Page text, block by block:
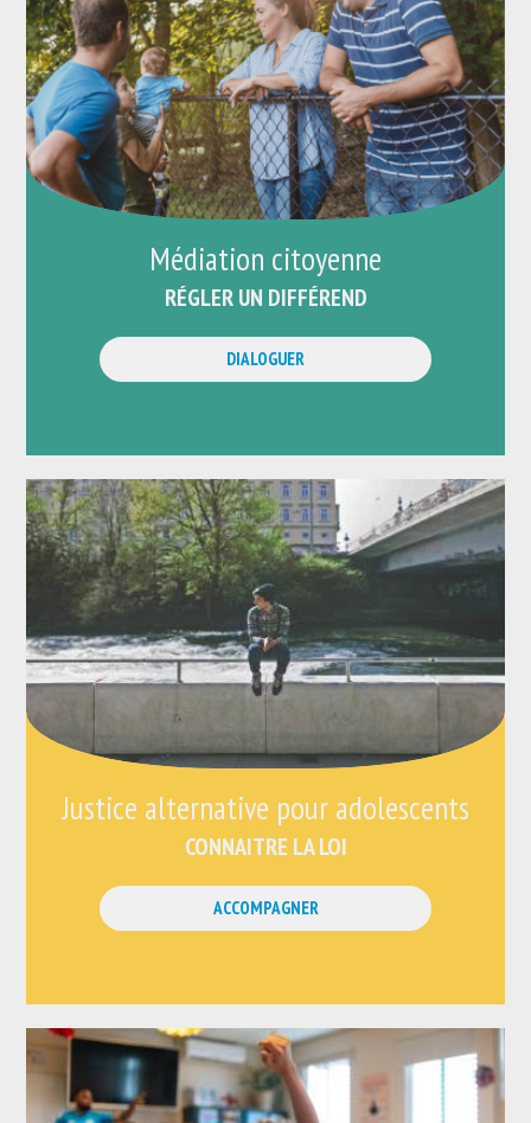
Médiation citoyenne
RÉGLER UN DIFFÉREND
DIALOGUER
Justice alternative pour adolescents
CONNAITRE LA LOI
ACCOMPAGNER